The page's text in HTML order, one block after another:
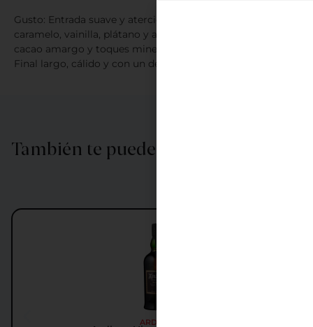
Gusto: Entrada suave y aterciopelada, con notas de miel,
caramelo, vainilla, plátano y almendra; el roble tostado,
cacao amargo y toques minerales enriquecen el paladar.
Final largo, cálido y con un delicado retrogusto a canela
También te puede interesar…
ARDBEG